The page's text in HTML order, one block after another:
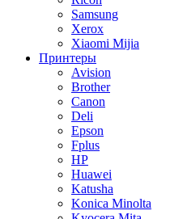
Samsung
Xerox
Xiaomi Mijia
Принтеры
Avision
Brother
Canon
Deli
Epson
Fplus
HP
Huawei
Katusha
Konica Minolta